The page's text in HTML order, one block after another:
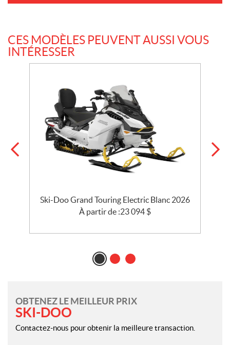
CES MODÈLES PEUVENT AUSSI VOUS
INTÉRESSER
Ski-Doo Grand Touring Electric Blanc 2026
À partir de :23 094 $
OBTENEZ LE MEILLEUR PRIX
SKI-DOO
Contactez-nous pour obtenir la meilleure transaction.